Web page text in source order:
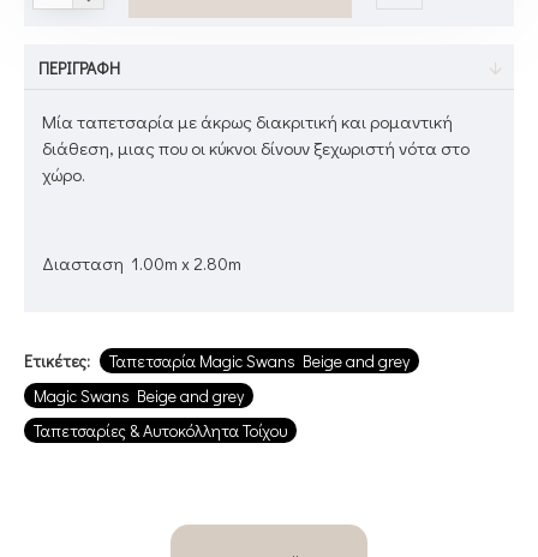
ΠΕΡΙΓΡΑΦΉ
Μία ταπετσαρία με άκρως διακριτική και ρομαντική
διάθεση, μιας που οι κύκνοι δίνουν ξεχωριστή νότα στο
χώρο.
Διασταση 1.00m x 2.80m
Ετικέτες:
Ταπετσαρία Magic Swans Beige and grey
Magic Swans Beige and grey
Ταπετσαρίες & Αυτοκόλλητα Τοίχου